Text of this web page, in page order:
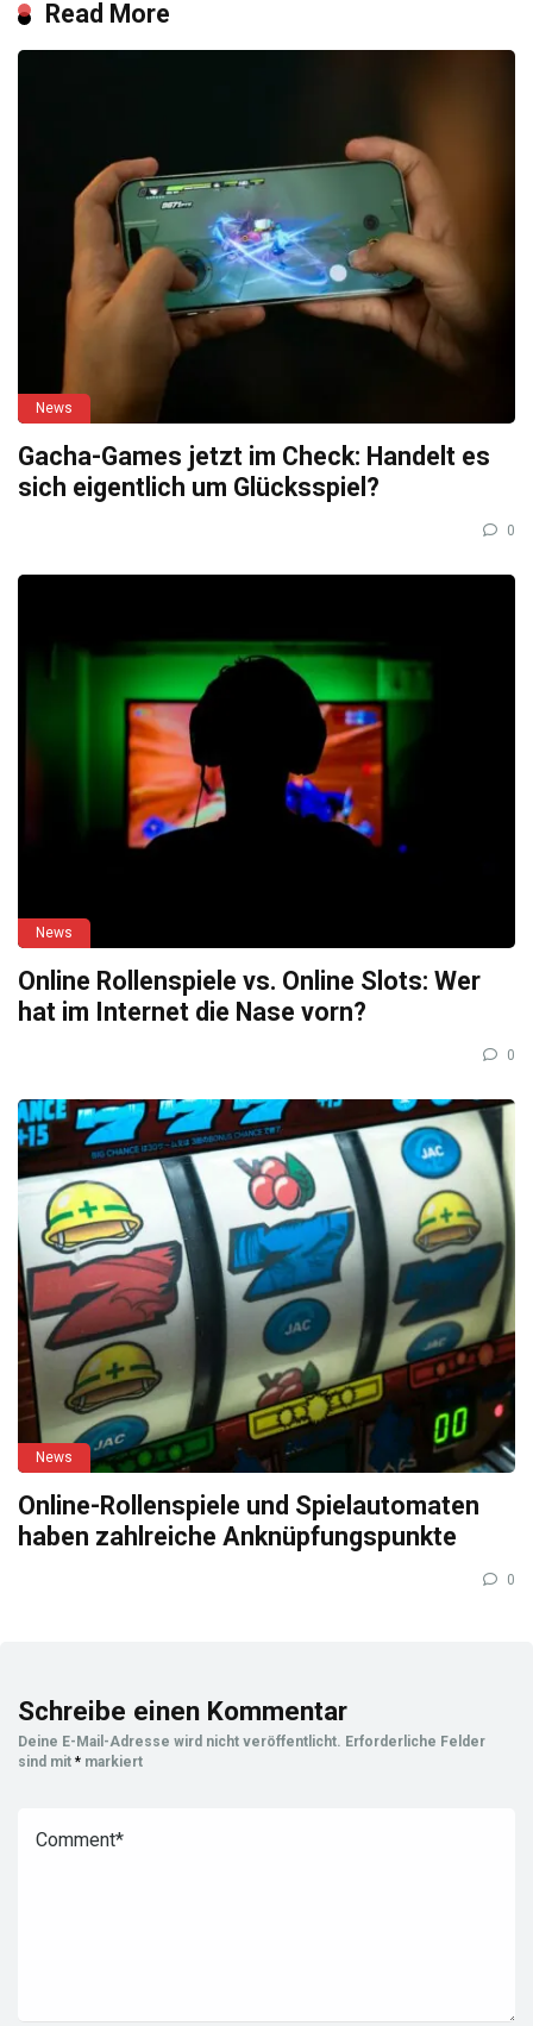
Read More
News
Gacha-Games jetzt im Check: Handelt es
sich eigentlich um Glücksspiel?
0
News
Online Rollenspiele vs. Online Slots: Wer
hat im Internet die Nase vorn?
0
News
Online-Rollenspiele und Spielautomaten
haben zahlreiche Anknüpfungspunkte
0
Schreibe einen Kommentar
Deine E-Mail-Adresse wird nicht veröffentlicht. Erforderliche Felder
sind mit * markiert